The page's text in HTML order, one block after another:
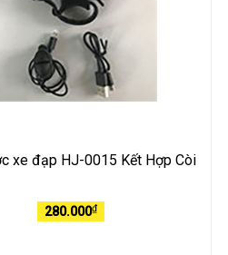
xe đạp HJ-0015 Kết Hợp Còi
280.000₫